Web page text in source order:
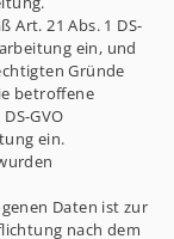
Art. 21 Abs. 1 DS-
ein, und
Gründe
betroffene
GVO
ein.
Daten ist zur
nach dem